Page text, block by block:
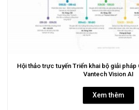
Hội thảo trực tuyến Triển khai bộ giải pháp
Vantech Vision AI
Xem thêm